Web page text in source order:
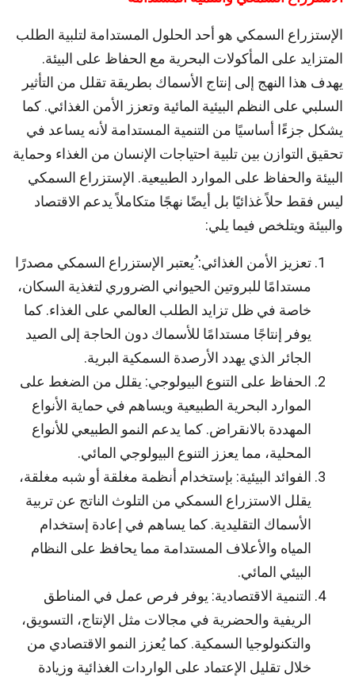
الإستزراع السمكي هو أحد الحلول المستدامة لتلبية الطلب
المتزايد على المأكولات البحرية مع الحفاظ على البيئة.
يهدف هذا النهج إلى إنتاج الأسماك بطريقة تقلل من التأثير
السلبي على النظم البيئية المائية وتعزز الأمن الغذائي. كما
يشكل جزءًا أساسيًا من التنمية المستدامة لأنه يساعد في
تحقيق التوازن بين تلبية احتياجات الإنسان من الغذاء وحماية
البيئة والحفاظ على الموارد الطبيعية. الإستزراع السمكي
ليس فقط حلاً غذائيًا بل أيضًا نهجًا متكاملاً يدعم الاقتصاد
والبيئة ويتلخص فيما يلي:
تعزيز الأمن الغذائي: ُيعتبر الإستزراع السمكي مصدرًا
مستدامًا للبروتين الحيواني الضروري لتغذية السكان،
خاصة في ظل تزايد الطلب العالمي على الغذاء. كما
يوفر إنتاجًا مستدامًا للأسماك دون الحاجة إلى الصيد
الجائر الذي يهدد الأرصدة السمكية البرية.
الحفاظ على التنوع البيولوجي: يقلل من الضغط على
الموارد البحرية الطبيعية ويساهم في حماية الأنواع
المهددة بالانقراض. كما يدعم النمو الطبيعي للأنواع
المحلية، مما يعزز التنوع البيولوجي المائي.
الفوائد البيئية: بإستخدام أنظمة مغلقة أو شبه مغلقة،
يقلل الاستزراع السمكي من التلوث الناتج عن تربية
الأسماك التقليدية. كما يساهم في إعادة إستخدام
المياه والأعلاف المستدامة مما يحافظ على النظام
البيئي المائي.
التنمية الاقتصادية: يوفر فرص عمل في المناطق
الريفية والحضرية في مجالات مثل الإنتاج، التسويق،
والتكنولوجيا السمكية. كما يُعزز النمو الاقتصادي من
خلال تقليل الإعتماد على الواردات الغذائية وزيادة